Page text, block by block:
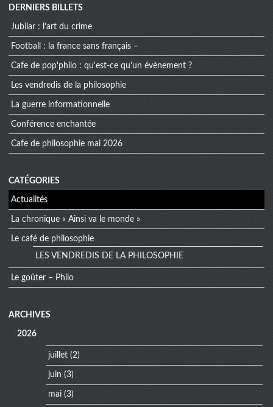
DERNIERS BILLETS
jubilar : l’art du crime
football : la france sans français –
cafe de pop'philo : qu'est-ce qu'un évènement ?
les vendredis de la philosophie
la guerre informationnelle
conférence enchantée
cafe de philosophie mai 2026
CATÉGORIES
Actualités
La chronique « Ainsi va le monde »
Le café de philosophie
LES VENDREDIS DE LA PHILOSOPHIE
Le goûter – Philo
menu
ARCHIVES
2026
juillet(2)
juin (3)
mai(3)